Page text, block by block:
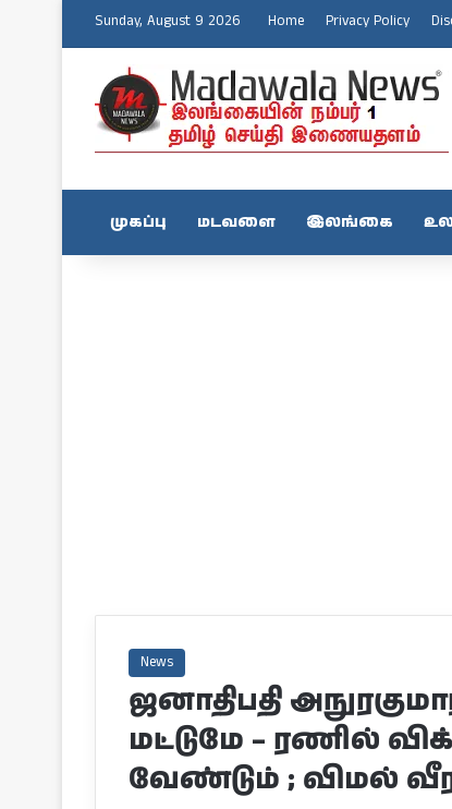
Sunday, August 9 2026 Home Privacy Policy
முகப்பு மடவளை இலங்கை
News
ஜனாதிபதி
மட்டுமே – ரணில்
வேண்டும் ; விமல்